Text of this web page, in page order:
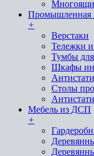
Промышленная
+
Верстаки
Тележки
Тумбы
Шкафы
Столы
Мебель из ДСП
+